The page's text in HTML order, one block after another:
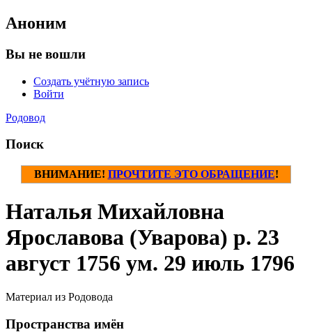
Аноним
Вы не вошли
Создать учётную запись
Войти
Родовод
Поиск
ВНИМАНИЕ! ПРОЧТИТЕ ЭТО ОБРАЩЕНИЕ!
Наталья Михайловна
Ярославова (Уварова) р. 23
август 1756 ум. 29 июль 1796
Материал из Родовода
Пространства имён